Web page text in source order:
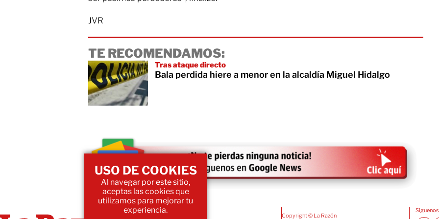
JVR
TE RECOMENDAMOS:
Tras ataque directo
Bala perdida hiere a menor en la alcaldía Miguel Hidalgo
Copyright © La Razón
USO DE COOKIES
Al navegar por este sitio,
aceptas las cookies que
utilizamos para mejorar tu
experiencia.